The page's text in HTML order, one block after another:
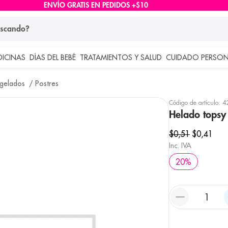
ENVÍO GRATIS EN PEDIDOS +$10
DÍAS DEL BEBÉ TRATAMIENTOS Y SALUD CUIDADO
Postres
Código de artículo:
Helado
$0,51 $0,41
Inc. IVA
20%
buscados